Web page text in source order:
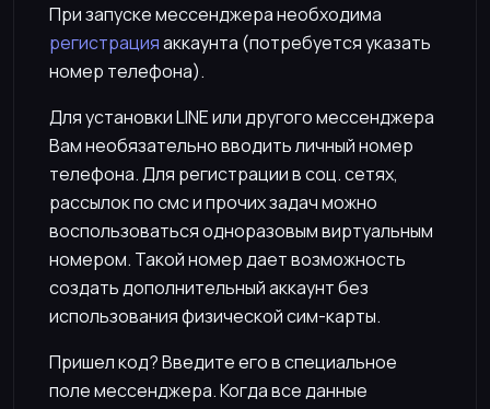
При запуске мессенджера необходима
регистрацияаккаунта (потребуется указать
номер телефона).
Для установки LINE или другого мессенджера
Вам необязательно вводить личный номер
телефона. Для регистрации в соц. сетях,
рассылок по смс и прочих задач можно
воспользоваться одноразовым виртуальным
номером. Такой номер дает возможность
создать дополнительный аккаунт без
использования физической сим-карты.
Пришел код? Введите его в специальное
поле мессенджера. Когда все данные